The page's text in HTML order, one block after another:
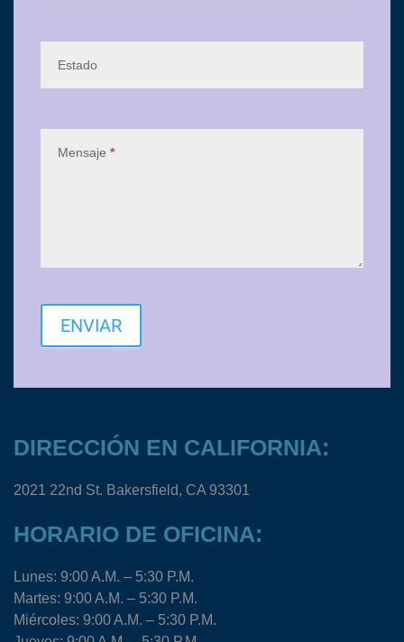
Estado
Mensaje *
ENVIAR
DIRECCIÓN EN CALIFORNIA:
2021 22nd St. Bakersfield, CA 93301
HORARIO DE OFICINA:
Lunes: 9:00 A.M. – 5:30 P.M.
Martes: 9:00 A.M. – 5:30 P.M.
Miércoles: 9:00 A.M. – 5:30 P.M.